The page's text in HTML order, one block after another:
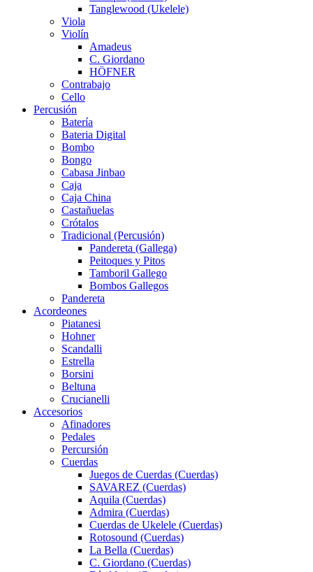
Tanglewood (Ukelele)
Viola
Violín
Amadeus
C. Giordano
HÖFNER
Contrabajo
Cello
Percusión
Batería
Bateria Digital
Bombo
Bongo
Cabasa Jinbao
Caja
Caja China
Castañuelas
Crótalos
Tradicional (Percusión)
Pandereta (Gallega)
Peitoques y Pitos
Tamboril Gallego
Bombos Gallegos
Pandereta
Acordeones
Piatanesi
Hohner
Scandalli
Estrella
Borsini
Beltuna
Crucianelli
Accesorios
Afinadores
Pedales
Percursión
Cuerdas
Juegos de Cuerdas (Cuerdas)
SAVAREZ (Cuerdas)
Aquila (Cuerdas)
Admira (Cuerdas)
Cuerdas de Ukelele (Cuerdas)
Rotosound (Cuerdas)
La Bella (Cuerdas)
C. Giordano (Cuerdas)